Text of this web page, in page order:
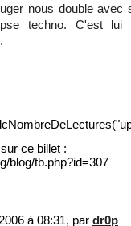
nous double avec
techno. C'est
ce billet :
blog/tb.php?id=307
à 08:31, par dr0p